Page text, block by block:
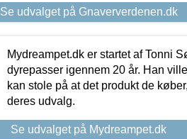
Se udvalget på Gnaververdenen.dk
Mydreampet.dk er startet af Tonni
dyrepasser igennem 20 år. Han
kan stole på at det produkt de
deres udvalg.
Se udvalget på Mydreampet.dk